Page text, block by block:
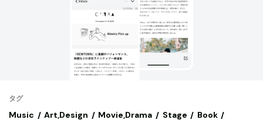
タグ
Music Art,Design Movie,Drama Stage
Book